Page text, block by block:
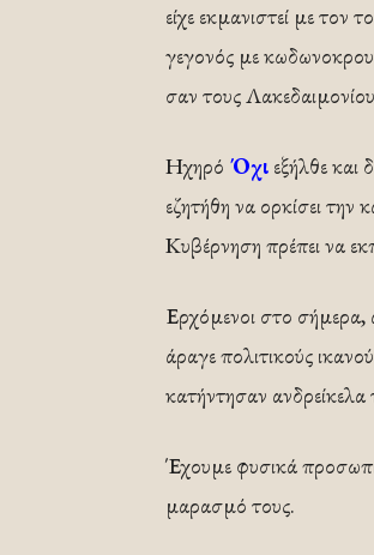
είχε εκμανιστεί με
γεγονός με
σαν τους
Ηχηρό Όχι εξήλθε και
εζητήθη να ορκίσει
Κυβέρνηση πρέπει να
Ερχόμενοι στο σήμερα,
άραγε πολιτικούς
κατήντησαν
Έχουμε φυσικά
μαρασμό τους.